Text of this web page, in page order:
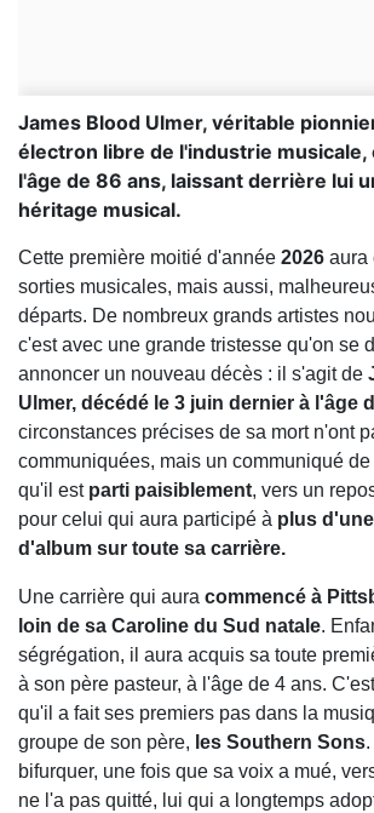
James Blood Ulmer, véritable
électron libre de l'industrie musicale,
l'âge de 86 ans, laissant derrière lui
héritage musical.
Cette première moitié d'année 2026 aura
sorties musicales, mais aussi,
départs. De nombreux grands artistes
c'est avec une grande tristesse qu'on se
annoncer un nouveau décès : il s'agit de
Ulmer, décédé le 3 juin dernier à l'âge
circonstances précises de sa mort n'ont
communiquées, mais un communiqué
qu'il estparti paisiblement, vers un
pour celui qui aura participé à plus
d'album sur toute sa carrière.
Une carrière qui aura commencé à
loin de sa Caroline du Sud natale.
ségrégation, il aura acquis sa toute
à son père pasteur, à l'âge de 4 ans.
qu'il a fait ses premiers pas dans la
groupe de son père, les Southern Sons
bifurquer, une fois que sa voix a mué,
ne l'a pas quitté, lui qui a longtemps